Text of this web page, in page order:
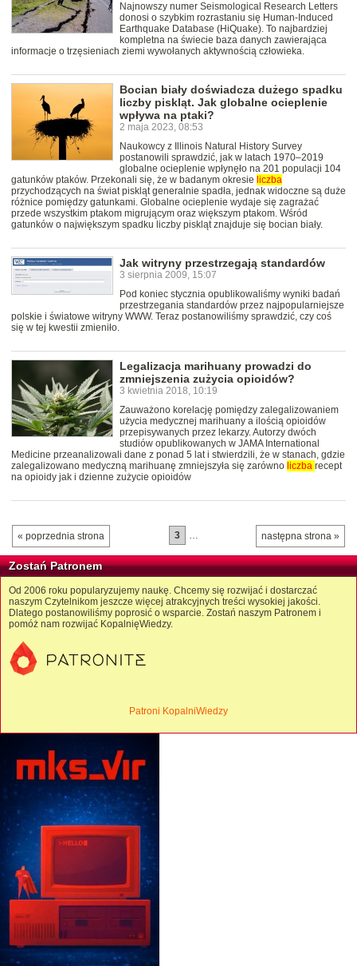
Najnowszy numer Seismological Research Letters
donosi o szybkim rozrastaniu się Human-Induced
Earthquake Database (HiQuake). To najbardziej
kompletna na świecie baza danych zawierająca
informacje o trzęsieniach ziemi wywołanych aktywnością człowieka.
Bocian biały doświadcza dużego spadku
liczby piskląt. Jak globalne ocieplenie
wpływa na ptaki?
2 maja 2023, 08:53
Naukowcy z Illinois Natural History Survey
postanowili sprawdzić, jak w latach 1970–2019
globalne ocieplenie wpłynęło na 201 populacji 104
gatunków ptaków. Przekonali się, że w badanym okresie liczba
przychodzących na świat piskląt generalnie spadła, jednak widoczne są duże
różnice pomiędzy gatunkami. Globalne ocieplenie wydaje się zagrażać
przede wszystkim ptakom migrującym oraz większym ptakom. Wśród
gatunków o największym spadku liczby piskląt znajduje się bocian biały.
Jak witryny przestrzegają standardów
3 sierpnia 2009, 15:07
Pod koniec stycznia opublikowaliśmy wyniki badań
przestrzegania standardów przez najpopularniejsze
polskie i światowe witryny WWW. Teraz postanowiliśmy sprawdzić, czy coś
się w tej kwestii zmieniło.
Legalizacja marihuany prowadzi do
zmniejszenia zużycia opioidów?
3 kwietnia 2018, 10:19
Zauważono korelację pomiędzy zalegalizowaniem
użycia medycznej marihuany a ilością opioidów
przepisywanych przez lekarzy. Autorzy dwóch
studiów opublikowanych w JAMA International
Medicine przeanalizowali dane z ponad 5 lat i stwierdzili, że w stanach, gdzie
zalegalizowano medyczną marihuanę zmniejszyła się zarówno liczba recept
na opioidy jak i dzienne zużycie opioidów
« poprzednia strona następna strona »
3 …
Zostań Patronem
Od 2006 roku popularyzujemy naukę. Chcemy się rozwijać i dostarczać
naszym Czytelnikom jeszcze więcej atrakcyjnych treści wysokiej jakości.
Dlatego postanowiliśmy poprosić o wsparcie. Zostań naszym Patronem i
pomóż nam rozwijać KopalnięWiedzy.
Patroni KopalniWiedzy